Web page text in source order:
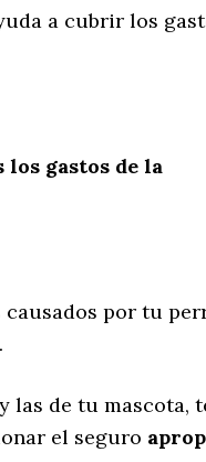
a cubrir los
gastos de la
causados por tu
las de tu mascota,
el seguro